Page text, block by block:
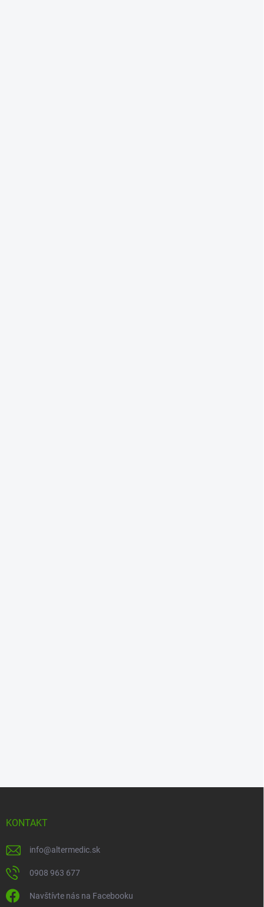
KONTAKT
info@altermedic.sk
0908 963 677
Navštívte nás na Facebooku